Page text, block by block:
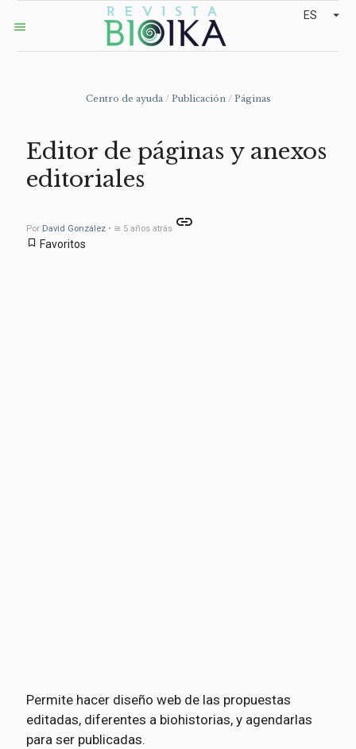
menu
arrow_drop_down
ES
Centro de ayuda/ Publicación/ Páginas
Editor de páginas y anexos
editoriales
Por David González• ≅ 5 años atrás link
bookmark_border Favoritos
Permite hacer diseño web de las propuestas
editadas, diferentes a biohistorias, y agendarlas
para ser publicadas.